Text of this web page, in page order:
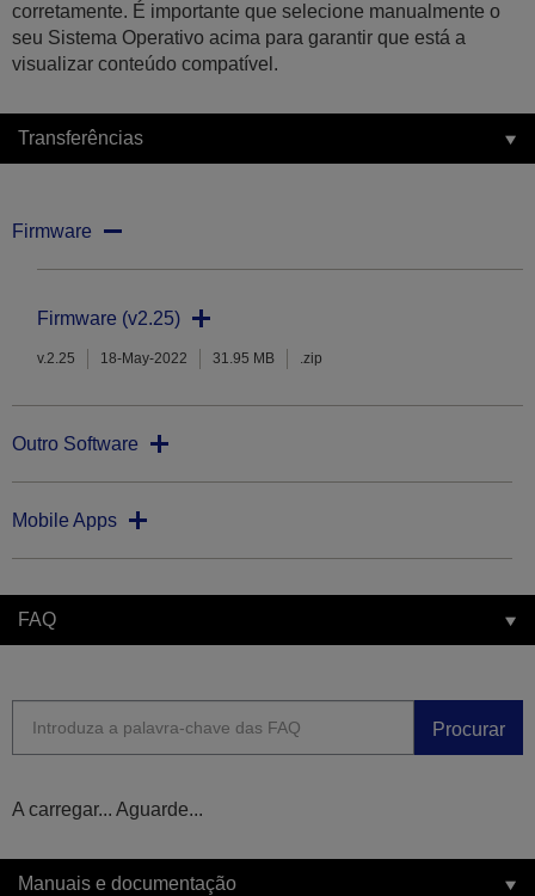
corretamente. É importante que selecione manualmente o
seu Sistema Operativo acima para garantir que está a
visualizar conteúdo compatível.
Transferências
Firmware
Firmware (v2.25)
v.2.25 18-May-2022 31.95 MB .zip
Outro Software
Mobile Apps
FAQ
Procurar
A carregar... Aguarde...
Manuais e documentação